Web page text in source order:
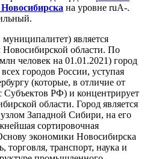
Новосибирска на уровне ruА-.
является
области. По
человек на 01.01.2021) город
городов России, уступая
(которые, в отличие от
Субъектов РФ) и концентрирует
области. Город является
Западной Сибири, на его
сортировочная
экономики Новосибирска
транспорт, наука и